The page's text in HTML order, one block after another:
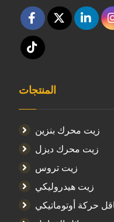
المنتجات
زيت محرك بنزين
زيت محرك ديزل
زيت تروس
زيت هيدروليكي